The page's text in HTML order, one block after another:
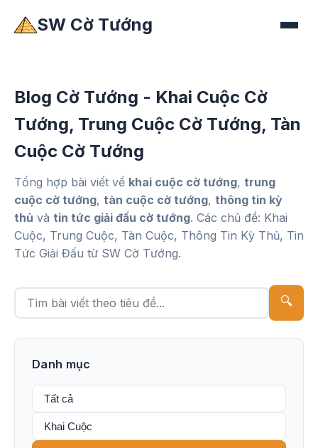
SW Cờ Tướng
Blog Cờ Tướng - Khai Cuộc Cờ
Tướng, Trung Cuộc Cờ Tướng, Tàn
Cuộc Cờ Tướng
Tổng hợp bài viết về khai cuộc cờ tướng, trung
cuộc cờ tướng, tàn cuộc cờ tướng, thông tin kỳ
thủ và tin tức giải đấu cờ tướng. Các chủ đề: Khai
Cuộc, Trung Cuộc, Tàn Cuộc, Thông Tin Kỳ Thủ, Tin
Tức Giải Đấu từ SW Cờ Tướng.
Tìm
🔍
Danh mục
Tất cả
Khai Cuộc